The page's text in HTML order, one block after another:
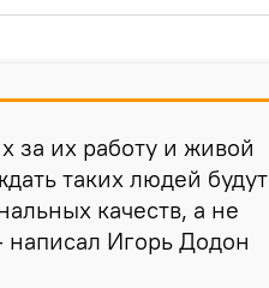
за их работу и живой
таких людей будут
качеств, а не
Игорь Додон